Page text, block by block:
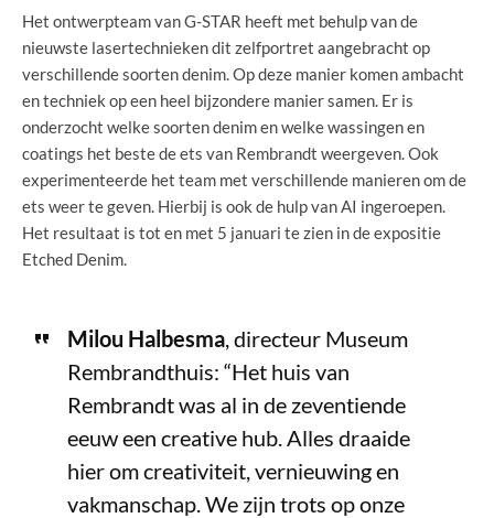
Het ontwerpteam van G-STAR heeft met behulp van de
nieuwste lasertechnieken dit zelfportret aangebracht op
verschillende soorten denim. Op deze manier komen ambacht
en techniek op een heel bijzondere manier samen. Er is
onderzocht welke soorten denim en welke wassingen en
coatings het beste de ets van Rembrandt weergeven. Ook
experimenteerde het team met verschillende manieren om de
ets weer te geven. Hierbij is ook de hulp van AI ingeroepen.
Het resultaat is tot en met 5 januari te zien in de expositie
Etched Denim.
Milou Halbesma, directeur Museum
Rembrandthuis: “Het huis van
Rembrandt was al in de zeventiende
eeuw een creative hub. Alles draaide
hier om creativiteit, vernieuwing en
vakmanschap. We zijn trots op onze